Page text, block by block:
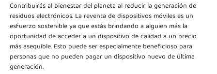
Contribuirás al bienestar del planeta al reducir la generación de
residuos electrónicos. La reventa de dispositivos móviles es un
esfuerzo sostenible ya que estás brindando a alguien más la
oportunidad de acceder a un dispositivo de calidad a un precio
más asequible. Esto puede ser especialmente beneficioso para
personas que no pueden pagar un dispositivo nuevo de última
generación.